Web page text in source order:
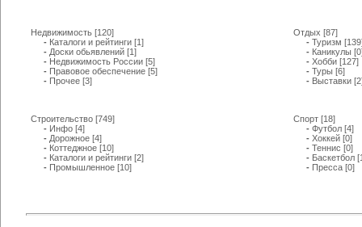
Недвижимость [120]
- Каталоги и рейтинги [1]
- Доски обьявлений [1]
- Недвижимость России [5]
- Правовое обеспечение [5]
- Прочее [3]
Строительство [749]
- Инфо [4]
- Дорожное [4]
- Коттеджное [10]
- Каталоги и рейтинги [2]
- Промышленное [10]
Отдых [87]
- Туризм
- Каникулы
- Хобби [127]
- Туры [6]
- Выставки
Спорт [18]
- Футбол [4]
- Хоккей [0]
- Теннис [0]
- Баскетбол
- Пресса [0]